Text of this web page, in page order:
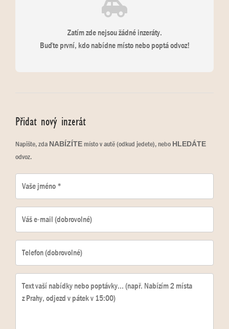
Zatím zde nejsou žádné inzeráty.
Buďte první, kdo nabídne místo nebo poptá odvoz!
Přidat nový inzerát
Napište, zda NABÍZÍTEmísto v autě (odkud jedete), nebo HLEDÁTE
odvoz.